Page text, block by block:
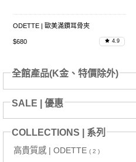
ODETTE | 歐美滿鑽耳骨夾
$680 4.9
全館產品(K金、特價除外)
SALE | 優惠
COLLECTIONS | 系列
高貴質感 | ODETTE ( 2 )